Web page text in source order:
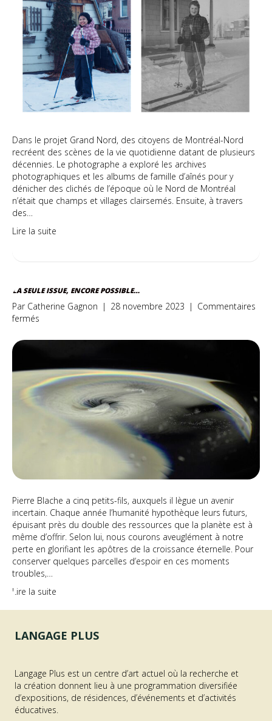
Dans le projet Grand Nord, des citoyens de Montréal-Nord
recréent des scènes de la vie quotidienne datant de plusieurs
décennies. Le photographe a exploré les archives
photographiques et les albums de famille d’aînés pour y
dénicher des clichés de l’époque où le Nord de Montréal
n’était que champs et villages clairsemés. Ensuite, à travers
des…
Lire la suite
LA SEULE ISSUE, ENCORE POSSIBLE…
Par Catherine Gagnon | 28 novembre 2023 | Commentaires
fermés
seule
encore
possible…
Pierre Blache a cinq petits-fils, auxquels il lègue un avenir
incertain. Chaque année l’humanité hypothèque leurs futurs,
épuisant près du double des ressources que la planète est à
même d’offrir. Selon lui, nous courons aveuglément à notre
perte en glorifiant les apôtres de la croissance éternelle. Pour
conserver quelques parcelles d’espoir en ces moments
troubles,…
Lire la suite
LANGAGE PLUS
Langage Plus est un centre d’art actuel où la recherche et
la création donnent lieu à une programmation diversifiée
d’expositions, de résidences, d’événements et d’activités
éducatives.